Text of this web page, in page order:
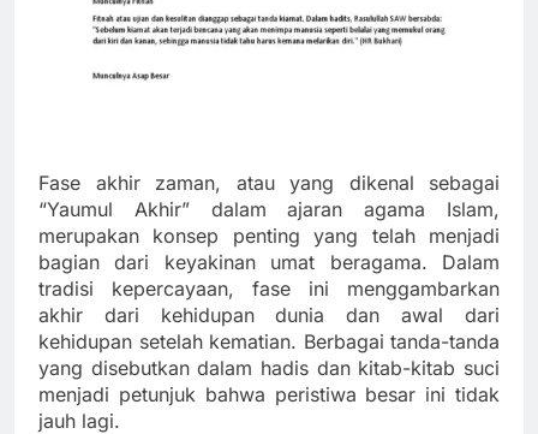
Fase akhir zaman, atau yang dikenal sebagai
“Yaumul Akhir” dalam ajaran agama Islam,
merupakan konsep penting yang telah menjadi
bagian dari keyakinan umat beragama. Dalam
tradisi kepercayaan, fase ini menggambarkan
akhir dari kehidupan dunia dan awal dari
kehidupan setelah kematian. Berbagai tanda-tanda
yang disebutkan dalam hadis dan kitab-kitab suci
menjadi petunjuk bahwa peristiwa besar ini tidak
jauh lagi.